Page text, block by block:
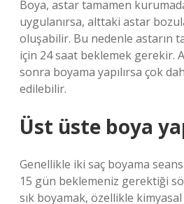
Boya, astar tamamen
uygulanırsa, alttaki astar
oluşabilir. Bu nedenle astarın
için 24 saat beklemek gerekir.
sonra boyama yapılırsa çok
edilebilir.
Üst üste boya
Genellikle iki saç boyama
15 gün beklemeniz gerektiği
sık boyamak, özellikle kimyasal